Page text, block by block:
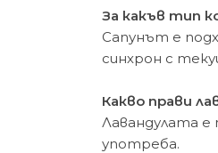
За какъв тип
Сапунът е
синхрон с
Какво прави
Лавандулата
употреба.